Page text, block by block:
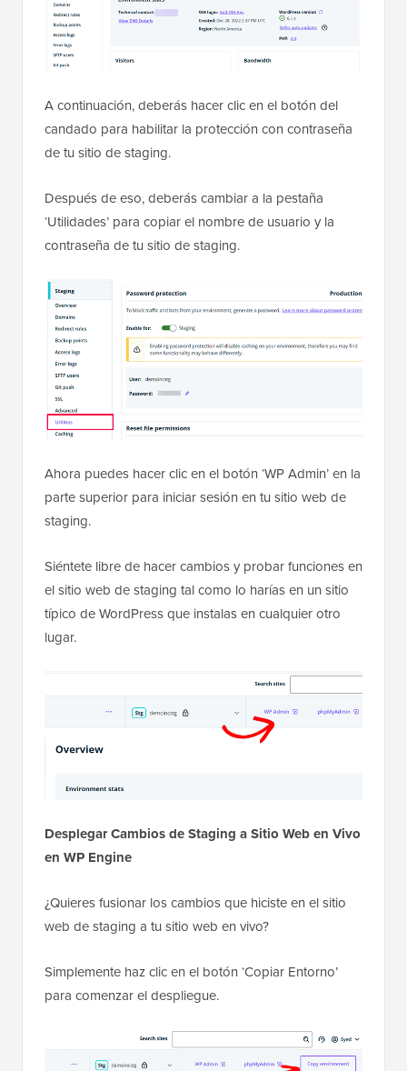
A continuación, deberás hacer clic en el botón del
candado para habilitar la protección con contraseña
de tu sitio de staging.
Después de eso, deberás cambiar a la pestaña
‘Utilidades’ para copiar el nombre de usuario y la
contraseña de tu sitio de staging.
Ahora puedes hacer clic en el botón ‘WP Admin’ en la
parte superior para iniciar sesión en tu sitio web de
staging.
Siéntete libre de hacer cambios y probar funciones en
el sitio web de staging tal como lo harías en un sitio
típico de WordPress que instalas en cualquier otro
lugar.
Desplegar Cambios de Staging a Sitio Web en Vivo
en WP Engine
¿Quieres fusionar los cambios que hiciste en el sitio
web de staging a tu sitio web en vivo?
Simplemente haz clic en el botón ‘Copiar Entorno’
para comenzar el despliegue.